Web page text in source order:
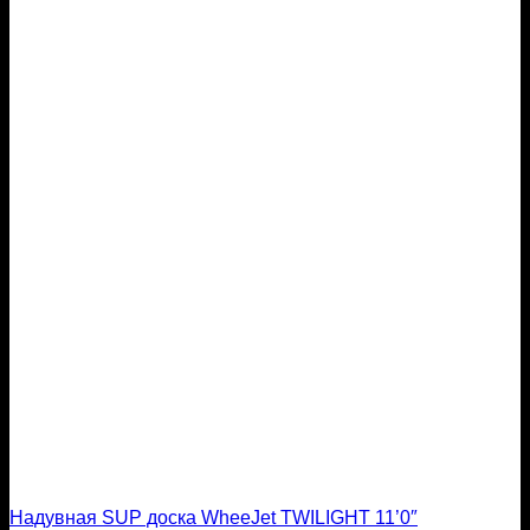
Надувная SUP доска WheeJet TWILIGHT 11’0″